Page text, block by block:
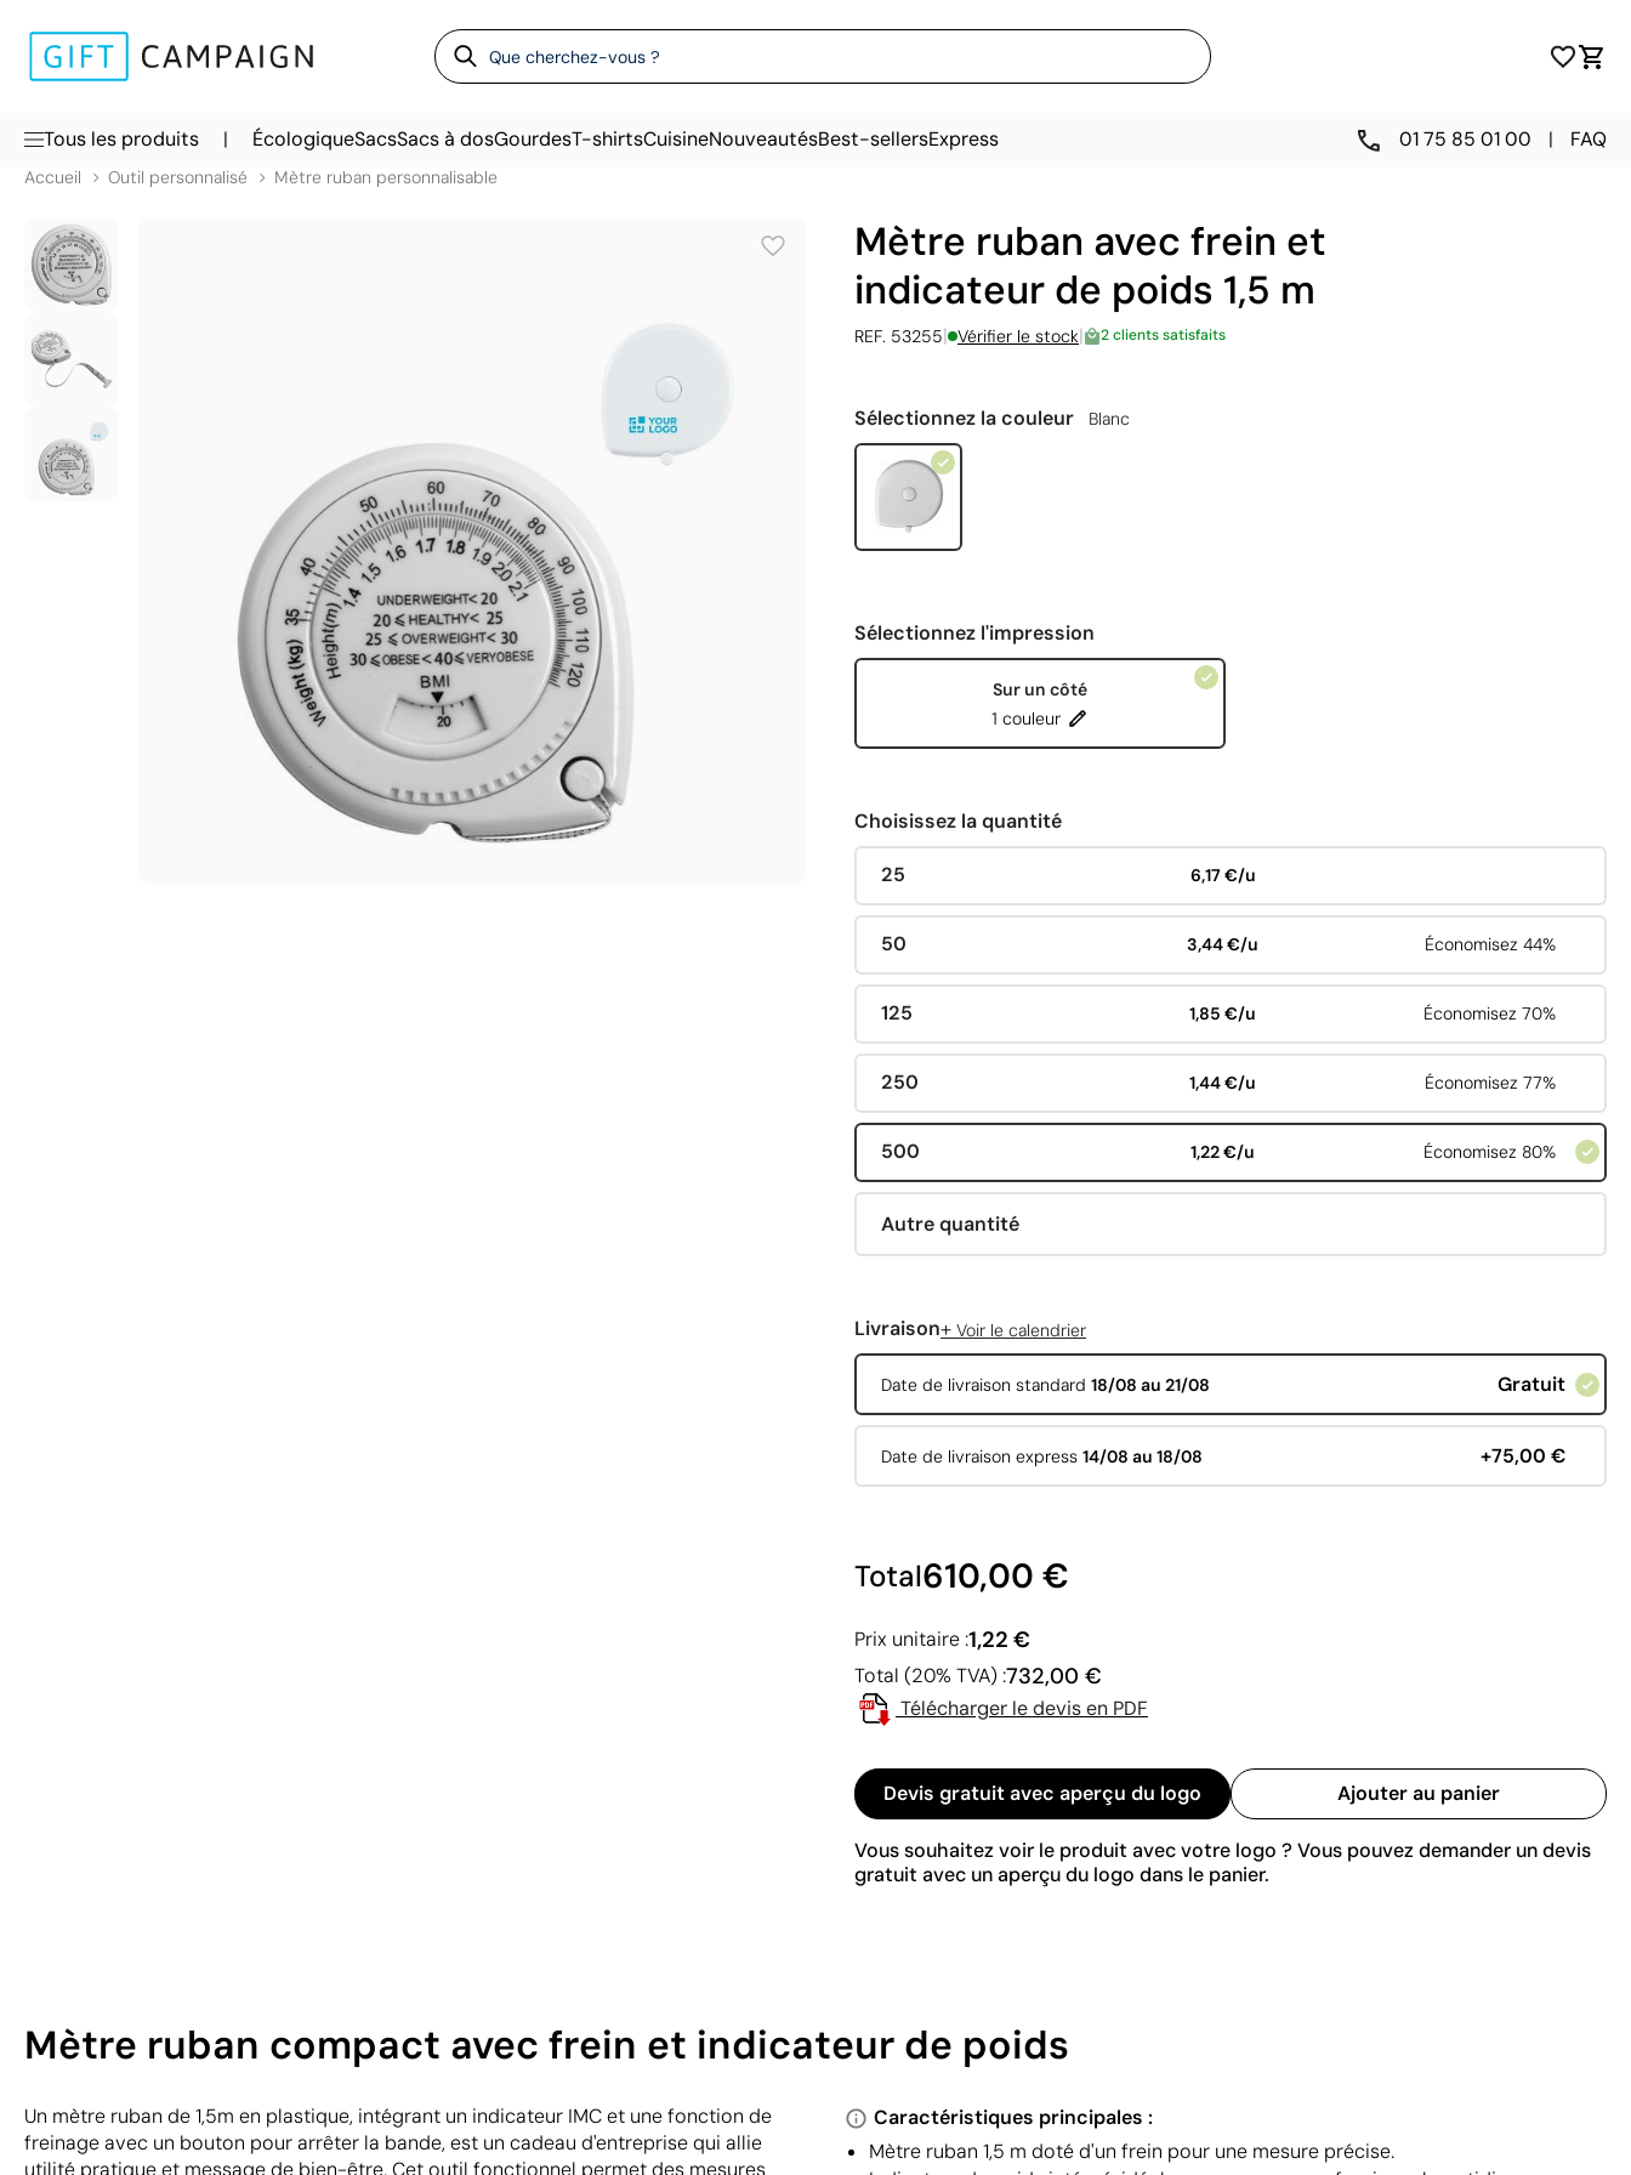
Tous les produits | ÉcologiqueSacsSacs à dosGourdesT-shirtsCuisineNouveautésBest-sellersExpress 01 75 85 01 00 | FAQ
Accueil Outil personnalisé Mètre ruban personnalisable
Mètre ruban avec frein et
indicateur de poids 1,5 m
REF. 53255| Vérifier le stock| 2 clients satisfaits
Sélectionnez la couleur Blanc
Sélectionnez l'impression
Sur un côté
1 couleur
Choisissez la quantité
25 6,17 €/u
50 3,44 €/u Économisez 44%
125 1,85 €/u Économisez 70%
250 1,44 €/u Économisez 77%
500 1,22 €/u Économisez 80%
Autre quantité
Livraison+ Voir le calendrier
Date de livraison standard 18/08 au 21/08 Gratuit
Date de livraison express 14/08 au 18/08 +75,00 €
Total610,00 €
Prix unitaire :1,22 €
Total (20% TVA) :732,00 €
Télécharger le devis en PDF
Devis gratuit avec aperçu du logo Ajouter au panier
Vous souhaitez voir le produit avec votre logo ? Vous pouvez demander un devis
gratuit avec un aperçu du logo dans le panier.
Mètre ruban compact avec frein et indicateur de poids
Un mètre ruban de 1,5m en plastique, intégrant un indicateur IMC et une fonction de
freinage avec un bouton pour arrêter la bande, est un cadeau d'entreprise qui allie
Caractéristiques principales :
Mètre ruban 1,5 m doté d'un frein pour une mesure précise.